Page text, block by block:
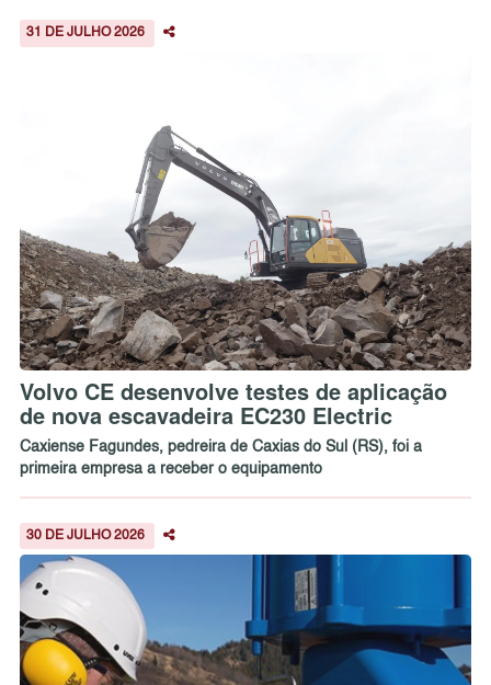
31 DE JULHO 2026
Volvo CE desenvolve testes de aplicação
de nova escavadeira EC230 Electric
Caxiense Fagundes, pedreira de Caxias do Sul (RS), foi a
primeira empresa a receber o equipamento
30 DE JULHO 2026